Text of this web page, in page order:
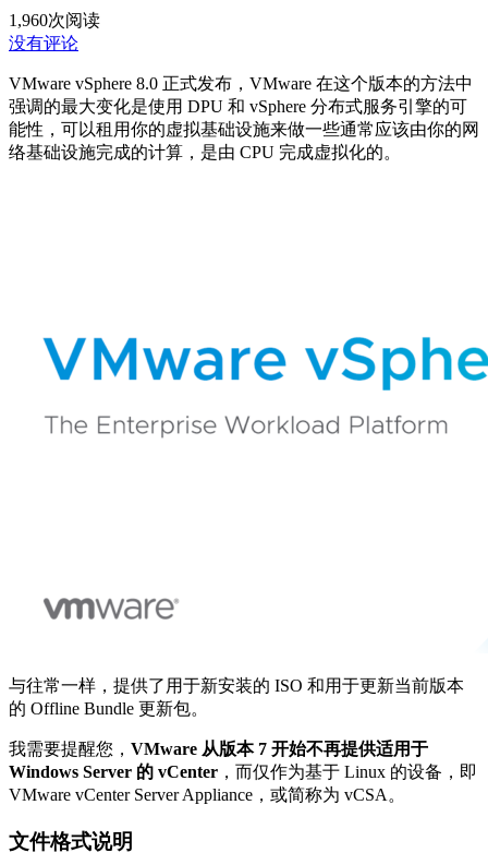
1,960次阅读
没有评论
VMware vSphere 8.0 正式发布，VMware 在这个版本的方法中
强调的最大变化是使用 DPU 和 vSphere 分布式服务引擎的可
能性，可以租用你的虚拟基础设施来做一些通常应该由你的网
络基础设施完成的计算，是由 CPU 完成虚拟化的。
与往常一样，提供了用于新安装的 ISO 和用于更新当前版本
的 Offline Bundle 更新包。
我需要提醒您， VMware 从版本 7 开始不再提供适用于
Windows Server 的 vCenter ，而仅作为基于 Linux 的设备，即
VMware vCenter Server Appliance，或简称为 vCSA。
文件格式说明